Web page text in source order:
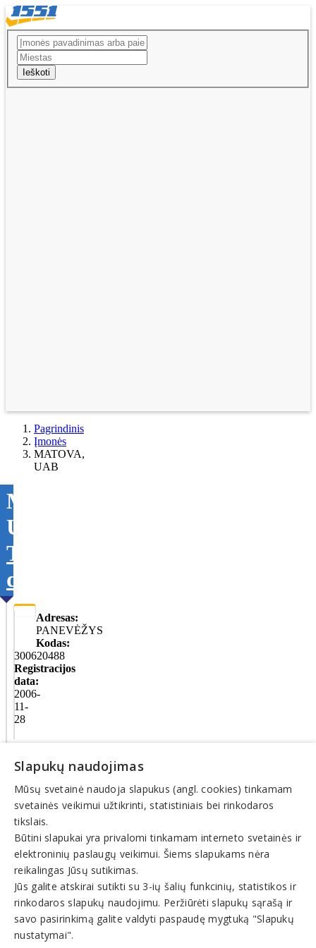
Ieškoti
Pagrindinis
Įmonės
MATOVA,
UAB
MATOVA,
UAB
Tikslinti
duomenis
Adresas:
PANEVĖŽYS
Kodas:
300620488
Registracijos
data:
2006-
11-
28
statusas:
(nuo
2011-
08-
29)
© INFOMINTA, UAB. Visos teisės saugomos. Telefonas+370
6900 1551. El. paštasinfo@1551.info
Pagrindinis
Tikslinti duomenis
Transportas
El. parduotuvės
Pagalba
Slapukų naudojimas
Mūsų svetainė naudoja slapukus (angl. cookies) tinkamam
svetainės veikimui užtikrinti, statistiniais bei rinkodaros
tikslais.
Būtini slapukai yra privalomi tinkamam interneto svetainės ir
elektroninių paslaugų veikimui. Šiems slapukams nėra
reikalingas Jūsų sutikimas.
Jūs galite atskirai sutikti su 3-ių šalių funkcinių, statistikos ir
rinkodaros slapukų naudojimu. Peržiūrėti slapukų sąrašą ir
savo pasirinkimą galite valdyti paspaudę mygtuką "Slapukų
nustatymai".